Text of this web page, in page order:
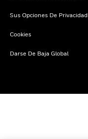
Sus Opciones De Privacidad
Cookies
Darse De Baja Global